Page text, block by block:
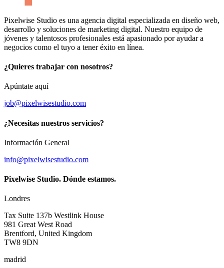
Pixelwise Studio es una agencia digital especializada en diseño web,
desarrollo y soluciones de marketing digital. Nuestro equipo de
jóvenes y talentosos profesionales está apasionado por ayudar a
negocios como el tuyo a tener éxito en línea.
¿Quieres trabajar con nosotros?
Apúntate aquí
job@pixelwisestudio.com
¿Necesitas nuestros servicios?
Información General
info@pixelwisestudio.com
Pixelwise Studio. Dónde estamos.
Londres
Tax Suite 137b Westlink House
981 Great West Road
Brentford, United Kingdom
TW8 9DN
madrid